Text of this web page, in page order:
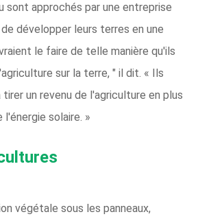
sont approchés par une entreprise
développer leurs terres en une
le faire de telle manière qu'ils
sur la terre, " il dit. « Ils
un revenu de l'agriculture en plus
solaire. »
végétale sous les panneaux,